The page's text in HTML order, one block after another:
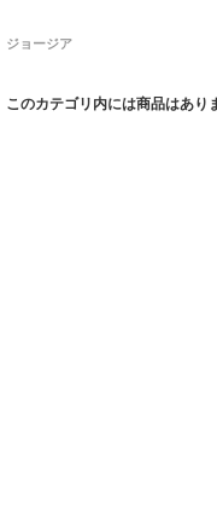
ジョージア
このカテゴリ内には商品はあり